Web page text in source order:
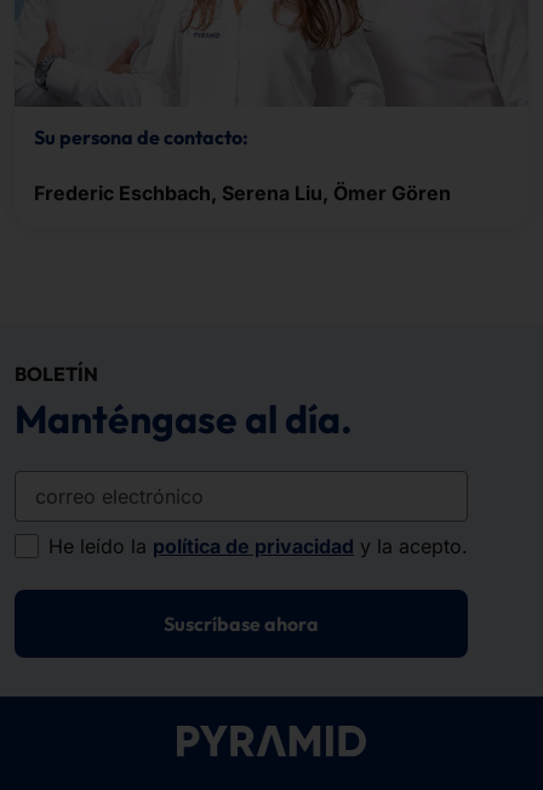
Su persona de contacto:
Frederic Eschbach, Serena Liu, Ömer Gören
BOLETÍN
Manténgase al día.
correo electrónico
He leído la política de privacidad y la acepto.
Suscríbase ahora